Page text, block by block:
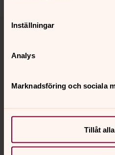
Inställningar
Analys
Marknadsföring och sociala
Tillåt
Tillbaka till toppen
Tillbaka till innehållet
Kalender
Hitta snabbt